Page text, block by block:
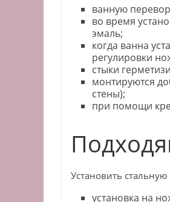
ванную
во время
эмаль;
когда ванна
регулировки
стыки
монтируются
стены);
при помощи
Установить
установка на